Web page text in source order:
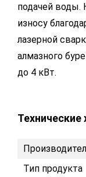
подачей воды.
износу
лазерной
алмазного
до 4 кВт.
Технические
Тип продукта